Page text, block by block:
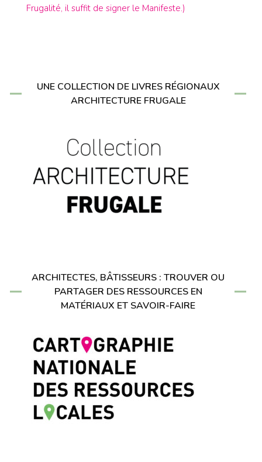
Frugalité, il suffit de signer le Manifeste.)
UNE COLLECTION DE LIVRES RÉGIONAUX
ARCHITECTURE FRUGALE
ARCHITECTES, BÂTISSEURS : TROUVER OU
PARTAGER DES RESSOURCES EN
MATÉRIAUX ET SAVOIR-FAIRE